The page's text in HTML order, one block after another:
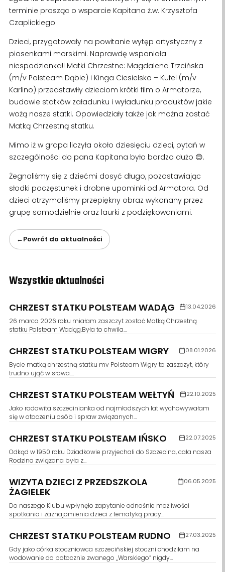
terminie prosząc o wsparcie Kapitana ż.w. Krzysztofa
Czaplickiego.
Dzieci, przygotowały na powitanie wytęp artystyczny z
piosenkami morskimi. Naprawdę wspaniała
niespodzianka!! Matki Chrzestne: Magdalena Trzcińska
(m/v Polsteam Dąbie) i Kinga Ciesielska – Kufel (m/v
Karlino) przedstawiły dzieciom krótki film o Armatorze,
budowie statków załadunku i wyładunku produktów jakie
wożą nasze statki. Opowiedziały także jak można zostać
Matką Chrzestną statku.
Mimo iż w grapa liczyła około dziesięciu dzieci, pytań w
szczególności do pana Kapitana było bardzo dużo 😊.
Żegnaliśmy się z dziećmi dosyć długo, pozostawiając
słodki poczęstunek i drobne upominki od Armatora. Od
dzieci otrzymaliśmy przepiękny obraz wykonany przez
grupę samodzielnie oraz laurki z podziękowaniami.
←Powrót do aktualności
Wszystkie aktualności
CHRZEST STATKU POLSTEAM WADĄG 13.04.2026
26 marca 2026 roku miałam zaszczyt zostać Matką Chrzestną
statku Polsteam Wadąg.Była to chwila…
CHRZEST STATKU POLSTEAM WIGRY 08.01.2026
Bycie matką chrzestną statku mv Polsteam Wigry to zaszczyt, który
trudno ująć w słowa.…
CHRZEST STATKU POLSTEAM WEŁTYŃ 22.10.2025
Jako rodowita szczecinianka od najmłodszych lat wychowywałam
się w otoczeniu osób i spraw związanych…
CHRZEST STATKU POLSTEAM IŃSKO 22.07.2025
Odkąd w 1950 roku Dziadkowie przyjechali do Szczecina, cała nasza
Rodzina związana była z…
WIZYTA DZIECI Z PRZEDSZKOLA
ŻAGIELEK
06.05.2025
Do naszego Klubu wpłynęło zapytanie odnośnie możliwości
spotkania i zaznajomienia dzieci z tematyką pracy…
CHRZEST STATKU POLSTEAM RUDNO 27.03.2025
Gdy jako córka stoczniowca szczecińskiej stoczni chodziłam na
wodowanie do potocznie zwanego „Warskiego” nigdy…